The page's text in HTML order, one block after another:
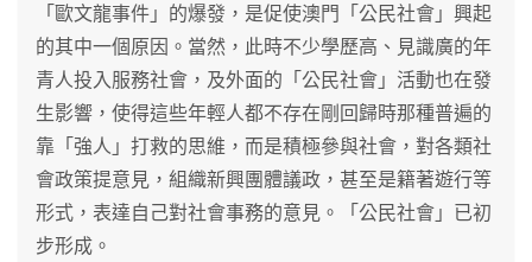
「歐文龍事件」的爆發，是促使澳門「公民社會」興起
的其中一個原因。當然，此時不少學歷高、見識廣的年
青人投入服務社會，及外面的「公民社會」活動也在發
生影響，使得這些年輕人都不存在剛回歸時那種普遍的
靠「強人」打救的思維，而是積極參與社會，對各類社
會政策提意見，組織新興團體議政，甚至是籍著遊行等
形式，表達自己對社會事務的意見。「公民社會」已初
步形成。